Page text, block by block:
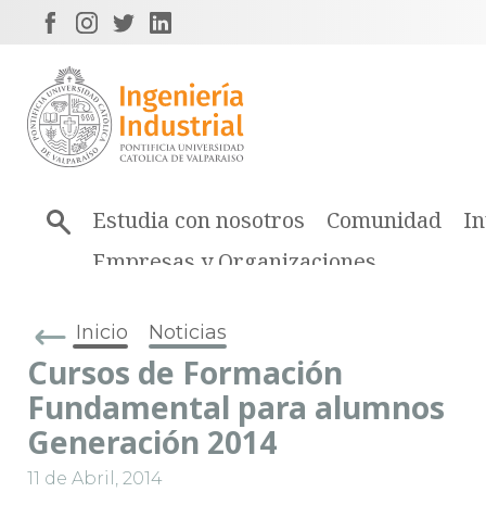
Estudia con nosotros Comunidad
Empresas y Organizaciones
Inicio Noticias
Cursos de Formación
Fundamental para alumnos
Generación 2014
11 de Abril, 2014